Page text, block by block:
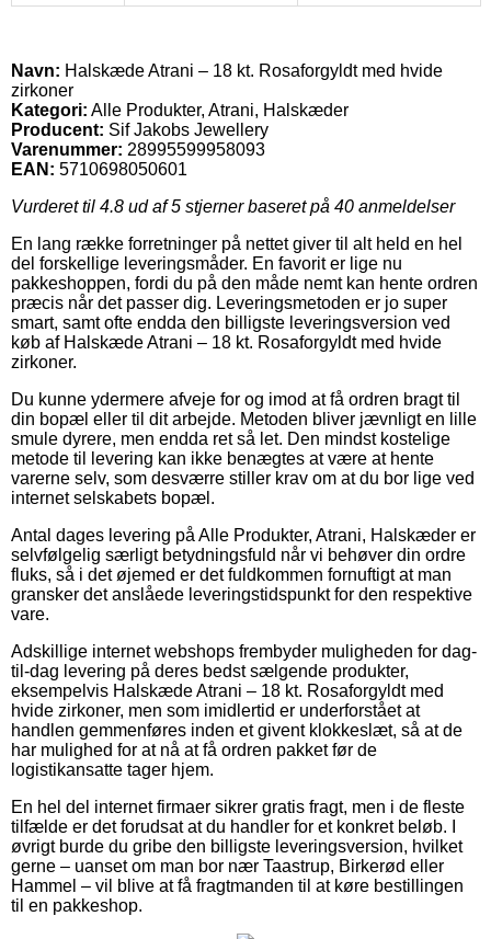
Navn: Halskæde Atrani – 18 kt. Rosaforgyldt med hvide
zirkoner
Kategori: Alle Produkter, Atrani, Halskæder
Producent: Sif Jakobs Jewellery
Varenummer: 28995599958093
EAN: 5710698050601
Vurderet til 4.8 ud af 5 stjerner baseret på 40 anmeldelser
En lang række forretninger på nettet giver til alt held en hel
del forskellige leveringsmåder. En favorit er lige nu
pakkeshoppen, fordi du på den måde nemt kan hente ordren
præcis når det passer dig. Leveringsmetoden er jo super
smart, samt ofte endda den billigste leveringsversion ved
køb af Halskæde Atrani – 18 kt. Rosaforgyldt med hvide
zirkoner.
Du kunne ydermere afveje for og imod at få ordren bragt til
din bopæl eller til dit arbejde. Metoden bliver jævnligt en lille
smule dyrere, men endda ret så let. Den mindst kostelige
metode til levering kan ikke benægtes at være at hente
varerne selv, som desværre stiller krav om at du bor lige ved
internet selskabets bopæl.
Antal dages levering på Alle Produkter, Atrani, Halskæder er
selvfølgelig særligt betydningsfuld når vi behøver din ordre
fluks, så i det øjemed er det fuldkommen fornuftigt at man
gransker det anslåede leveringstidspunkt for den respektive
vare.
Adskillige internet webshops frembyder muligheden for dag-
til-dag levering på deres bedst sælgende produkter,
eksempelvis Halskæde Atrani – 18 kt. Rosaforgyldt med
hvide zirkoner, men som imidlertid er underforstået at
handlen gemmenføres inden et givent klokkeslæt, så at de
har mulighed for at nå at få ordren pakket før de
logistikansatte tager hjem.
En hel del internet firmaer sikrer gratis fragt, men i de fleste
tilfælde er det forudsat at du handler for et konkret beløb. I
øvrigt burde du gribe den billigste leveringsversion, hvilket
gerne – uanset om man bor nær Taastrup, Birkerød eller
Hammel – vil blive at få fragtmanden til at køre bestillingen
til en pakkeshop.